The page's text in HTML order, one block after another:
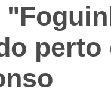
perto